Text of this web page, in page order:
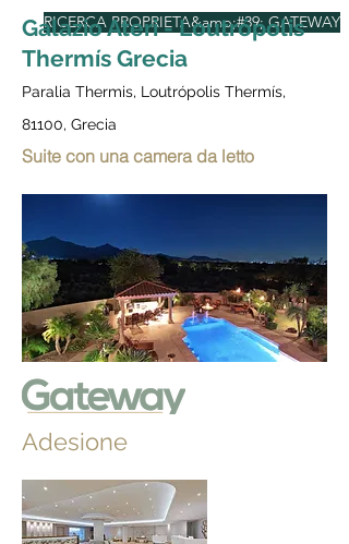
RICERCA PROPRIETA&amp;#39; GATEWAY
Galazio Ateri - Loutrópolis
Thermís Grecia
Paralia Thermis, Loutrópolis Thermís,
81100, Grecia
Suite con una camera da letto
Adesione